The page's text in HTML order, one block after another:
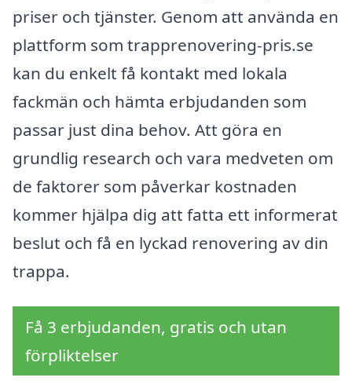
priser och tjänster. Genom att använda en
plattform som trapprenovering-pris.se
kan du enkelt få kontakt med lokala
fackmän och hämta erbjudanden som
passar just dina behov. Att göra en
grundlig research och vara medveten om
de faktorer som påverkar kostnaden
kommer hjälpa dig att fatta ett informerat
beslut och få en lyckad renovering av din
trappa.
Få 3 erbjudanden, gratis och utan
förpliktelser